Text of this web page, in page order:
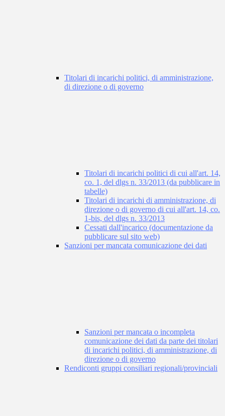
Titolari di incarichi politici, di amministrazione,
di direzione o di governo
Titolari di incarichi politici di cui all'art. 14,
co. 1, del dlgs n. 33/2013 (da pubblicare in
tabelle)
Titolari di incarichi di amministrazione, di
direzione o di governo di cui all'art. 14, co.
1-bis, del dlgs n. 33/2013
Cessati dall'incarico (documentazione da
pubblicare sul sito web)
Sanzioni per mancata comunicazione dei dati
Sanzioni per mancata o incompleta
comunicazione dei dati da parte dei titolari
di incarichi politici, di amministrazione, di
direzione o di governo
Rendiconti gruppi consiliari regionali/provinciali